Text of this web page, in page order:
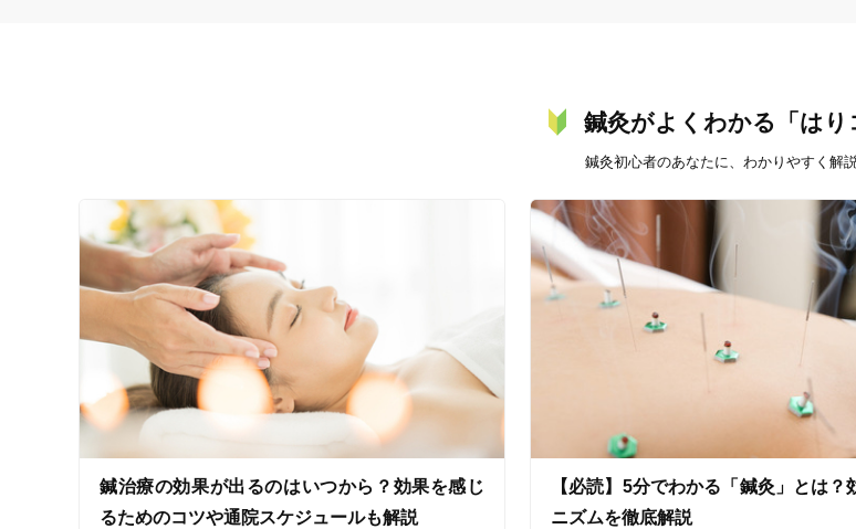
カルテ共有 経験
施術の特徴
痛みの少ない鍼シール 使い捨て鍼使用 トラ
支払いに関する特徴
特典あり 地
クレカ可
キーワード
鍼灸がよくわかる「はり
鍼灸初心者のあなたに、わかりやすく解
鍼治療の効果が出るのはいつから？効果を感じ
るためのコツや通院スケジュールも解説
【必読】5分でわかる「鍼灸」とは？
ニズムを徹底解説